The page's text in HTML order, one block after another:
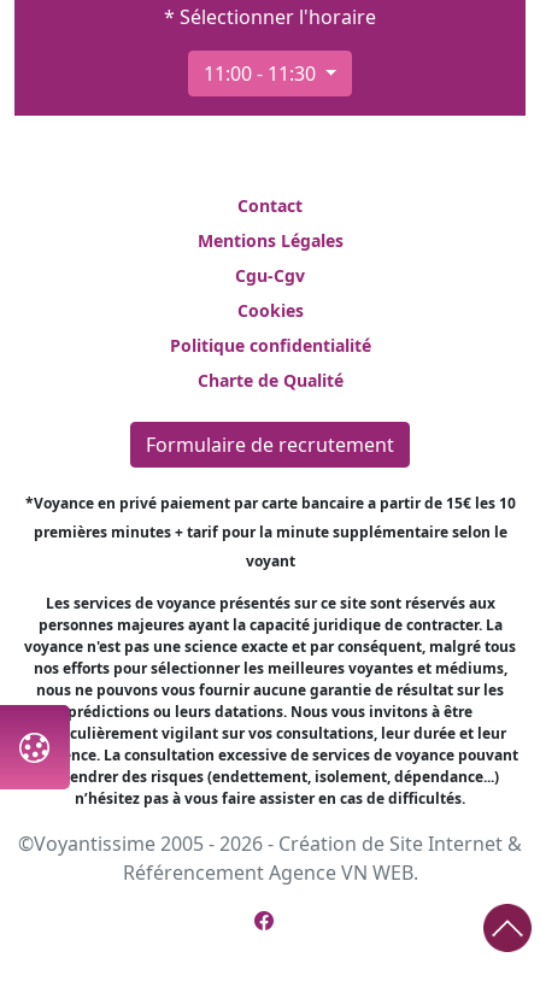
* Sélectionner l'horaire
11:00 - 11:30
Contact
Mentions Légales
Cgu-Cgv
Cookies
Politique confidentialité
Charte de Qualité
Formulaire de recrutement
*Voyance en privé paiement par carte bancaire a partir de 15€ les 10
premières minutes + tarif pour la minute supplémentaire selon le
voyant
Les services de voyance présentés sur ce site sont réservés aux
personnes majeures ayant la capacité juridique de contracter. La
voyance n'est pas une science exacte et par conséquent, malgré tous
nos efforts pour sélectionner les meilleures voyantes et médiums,
nous ne pouvons vous fournir aucune garantie de résultat sur les
prédictions ou leurs datations. Nous vous invitons à être
particulièrement vigilant sur vos consultations, leur durée et leur
fréquence. La consultation excessive de services de voyance pouvant
engendrer des risques (endettement, isolement, dépendance...)
n’hésitez pas à vous faire assister en cas de difficultés.
©Voyantissime 2005 - 2026 - Création de Site Internet &
RéférencementAgence VN WEB.